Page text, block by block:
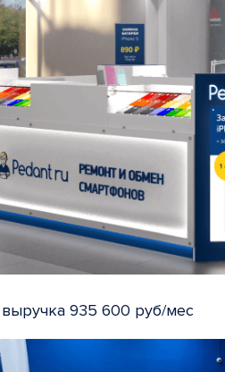
935 600 руб/мес